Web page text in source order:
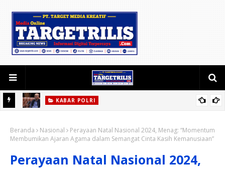
KABAR POLRI
Anak adalah Kriminal
Beranda Nasional
Perayaan Natal Nasional 2024, Menag: “Momentum
Membumikan Ajaran Agama dalam Semangat Cinta Kasih Kemanusiaan”
Perayaan Natal Nasional 2024,